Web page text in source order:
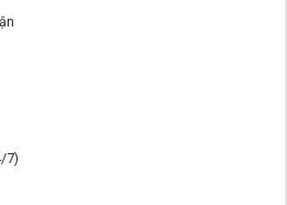
lớn, cụ thể bình chứa nước sạch 800ml
toàn bộ căn phòng được diễn ra trơn
sẽ không còn phải lo lắng về việc máy
tối đa các thao tác thủ công.
7)